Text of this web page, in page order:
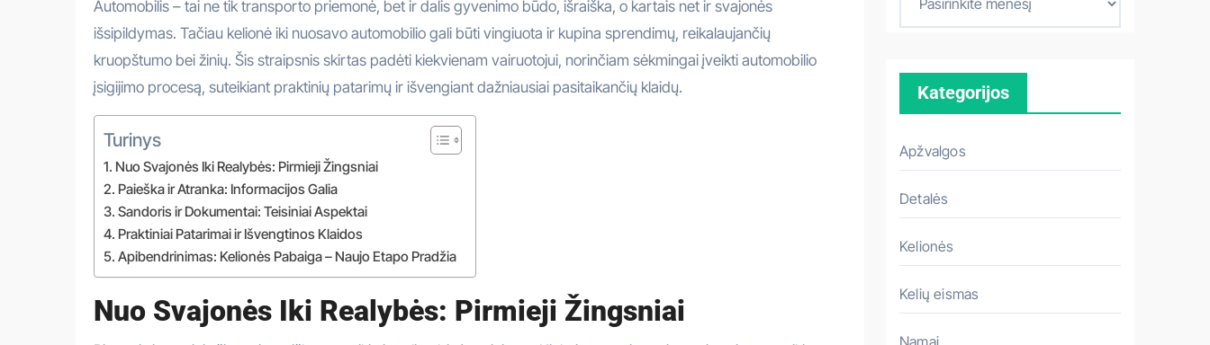
Automobilis – tai ne tik transporto priemonė, bet ir dalis gyvenimo būdo, išraiška, o kartais net ir svajonės
išsipildymas. Tačiau kelionė iki nuosavo automobilio gali būti vingiuota ir kupina sprendimų, reikalaujančių
kruopštumo bei žinių. Šis straipsnis skirtas padėti kiekvienam vairuotojui, norinčiam sėkmingai įveikti automobilio
įsigijimo procesą, suteikiant praktinių patarimų ir išvengiant dažniausiai pasitaikančių klaidų.
Turinys
Nuo Svajonės Iki Realybės: Pirmieji Žingsniai
Paieška ir Atranka: Informacijos Galia
Sandoris ir Dokumentai: Teisiniai Aspektai
Praktiniai Patarimai ir Išvengtinos Klaidos
Apibendrinimas: Kelionės Pabaiga – Naujo Etapo Pradžia
Nuo Svajonės Iki Realybės: Pirmieji Žingsniai
v
a
s
Kategorijos
Apžvalgos
Detalės
Kelionės
Kelių eismas
Namai